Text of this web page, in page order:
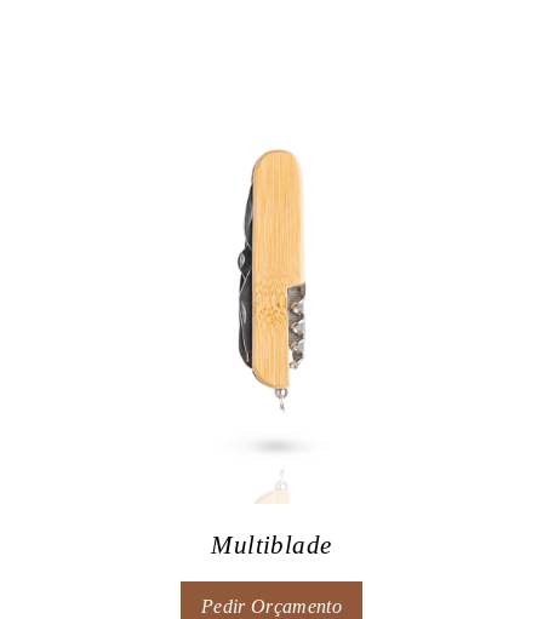
Multiblade
Pedir Orçamento